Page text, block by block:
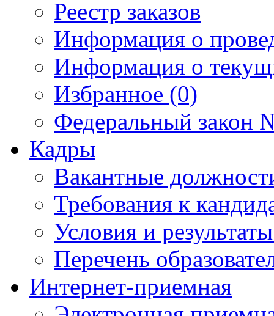
Реестр заказов
Информация о
Информация о
Избранное (0)
Федеральный закон
Кадры
Вакантные
Требования к
Условия и
Перечень
Интернет-приемная